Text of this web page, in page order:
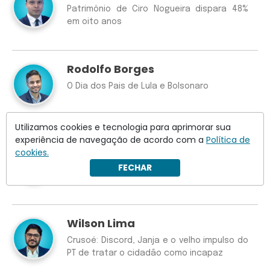
Utilizamos cookies e tecnologia para aprimorar sua
experiência de navegação de acordo com a Política de
cookies.
FECHAR
Patrimônio de Ciro Nogueira dispara 48%
em oito anos
Rodolfo Borges
O Dia dos Pais de Lula e Bolsonaro
José Inácio Pilar
B3 atrasa abertura de operações
Wilson Lima
Crusoé: Discord, Janja e o velho impulso do
PT de tratar o cidadão como incapaz